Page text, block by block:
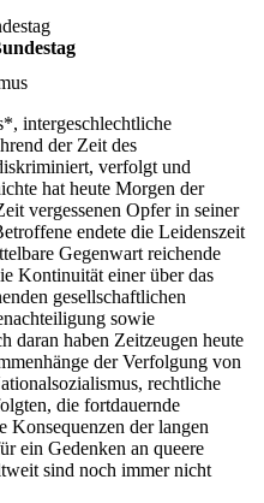
intergeschlechtliche
der Zeit des
verfolgt und
hat heute Morgen der
vergessenen Opfer in seiner
endete die Leidenszeit
Gegenwart reichende
Kontinuität einer über das
gesellschaftlichen
sowie
daran haben Zeitzeugen heute
der Verfolgung von
rechtliche
die fortdauernde
der langen
ein Gedenken an queere
sind noch immer nicht